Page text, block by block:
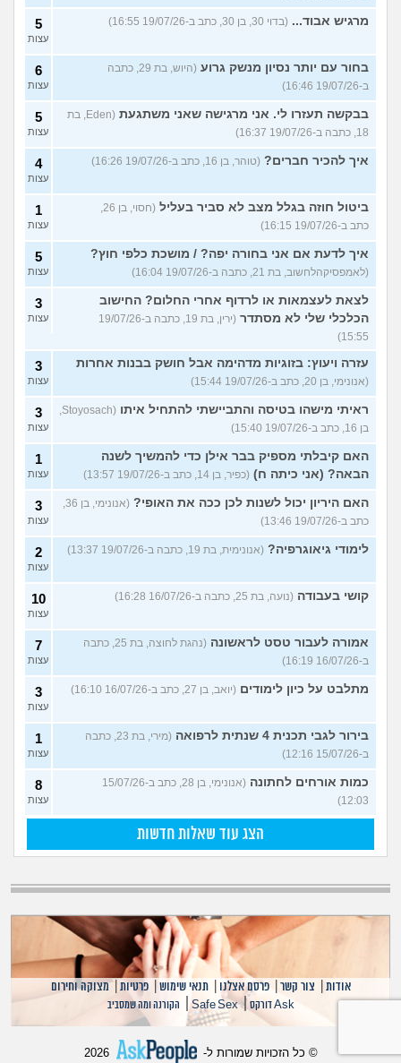
מרגיש אבוד... (בדוי 30, בן 30, כתב ב-19/07/26 16:55) 5
עצות
בחור עם יותר נסיון מנשק גרוע
(היוש, בת 29, כתבה
ב-19/07/26 16:46)
6
עצות
בבקשה תעזרו לי. אני מרגישה שאני משתגעת
(Eden, בת
18, כתבה ב-19/07/26 16:37)
5
עצות
איך להכיר חברים? (טוהר, בן 16, כתב ב-19/07/26 16:26) 4
עצות
ביטול חוזה בגלל מצב לא סביר בעליל
(חסוי, בן 26,
כתב ב-19/07/26 16:15)
1
עצות
איך לדעת אם אני בחורה יפה? / מושכת כלפי חוץ?
(לאמפסיקהלחשוב, בת 21, כתבה ב-19/07/26 16:04)
5
עצות
לצאת לעצמאות או לרדוף אחרי החלום? החישוב
הכלכלי שלי לא מסתדר
(ירין, בת 19, כתבה ב-19/07/26
15:55)
3
עצות
עזרה ויעוץ: בזוגיות מדהימה אבל חושק בבנות אחרות
(אנונימי, בן 20, כתב ב-19/07/26 15:44)
3
עצות
ראיתי מישהו בטיסה והתביישתי להתחיל איתו
(Stoyosach,
בן 16, כתב ב-19/07/26 15:40)
3
עצות
האם קיבלתי מספיק בבר אילן כדי להמשיך לשנה
הבאה? (אני כיתה ח) (כפיר, בן 14, כתב ב-19/07/26 13:57)
1
עצות
האם היריון יכול לשנות לכן ככה את האופי?
(אנונימי, בן 36,
כתב ב-19/07/26 13:46)
3
עצות
לימודי גיאוגרפיה? (אנונימית, בת 19, כתבה ב-19/07/26 13:37) 2
עצות
קושי בעבודה (נועה, בת 25, כתבה ב-16/07/26 16:28) 10
עצות
אמורה לעבור טסט לראשונה
(נהגת לחוצה, בת 25, כתבה
ב-16/07/26 16:19)
7
עצות
מתלבט על כיון לימודים (יואב, בן 27, כתב ב-16/07/26 16:10) 3
עצות
בירור לגבי תכנית 4 שנתית לרפואה
(מירי, בת 23, כתבה
ב-15/07/26 12:16)
1
עצות
כמות אורחים לחתונה
(אנונימי, בן 28, כתב ב-15/07/26
12:03)
8
עצות
הצג עוד שאלות חדשות
אודות צור קשר |פרסם אצלנו |תנאי שימוש |פרטיות |מצוקה וחירום
Ask דורקס |
Safe Sex
| הקורנה ומה שמסביב
© כל הזכויות שמורות ל- 2026